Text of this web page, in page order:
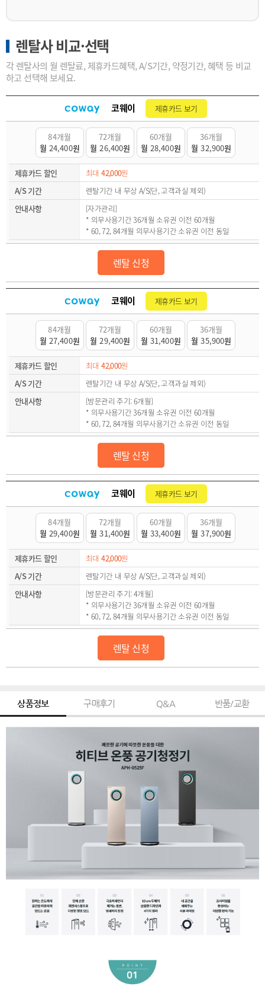
렌탈사 비교·선택
각 렌탈사의 월 렌탈료, 제휴카드혜택, A/S기간, 약정기간, 혜택 등 비교
하고 선택해 보세요.
코웨이 제휴카드 보기
84개월
월 24,400원
72개월
월26,400원
60개월
월 28,400원
36개월
월32,900원
제휴카드 할인 최대42,000원
A/S 기간
렌탈기간 내 무상 A/S(단, 고객과실 제외)
안내사항
[자가관리]
* 의무사용기간 36개월 소유권 이전 60개월
* 60, 72, 84개월 의무사용기간 소유권 이전 동일
렌탈 신청
코웨이 제휴카드 보기
84개월
월 27,400원
72개월
월29,400원
60개월
월 31,400원
36개월
월35,900원
제휴카드 할인 최대42,000원
A/S 기간
렌탈기간 내 무상 A/S(단, 고객과실 제외)
안내사항
[방문관리 주기: 6개월]
* 의무사용기간 36개월 소유권 이전 60개월
* 60, 72, 84개월 의무사용기간 소유권 이전 동일
렌탈 신청
코웨이 제휴카드 보기
84개월
월 29,400원
72개월
월31,400원
60개월
월 33,400원
36개월
월37,900원
제휴카드 할인 최대42,000원
A/S 기간
렌탈기간 내 무상 A/S(단, 고객과실 제외)
안내사항
[방문관리 주기: 4개월]
* 의무사용기간 36개월 소유권 이전 60개월
* 60, 72, 84개월 의무사용기간 소유권 이전 동일
렌탈 신청
상품정보 구매후기 Q&A 반품/교환